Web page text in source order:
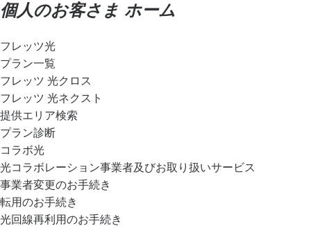
個人のお客さま ホーム
フレッツ光
プラン一覧
フレッツ 光クロス
フレッツ 光ネクスト
提供エリア検索
プラン診断
コラボ光
光コラボレーション事業者及びお取り扱いサービス
事業者変更のお手続き
転用のお手続き
光回線再利用のお手続き